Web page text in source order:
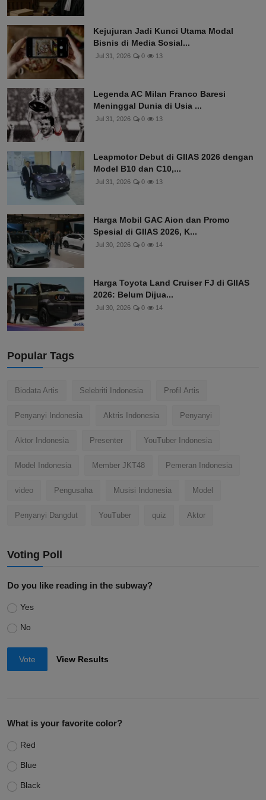
Kejujuran Jadi Kunci Utama Modal
Bisnis di Media Sosial...
Jul 31, 2026 0 13
Legenda AC Milan Franco Baresi
Meninggal Dunia di Usia ...
Jul 31, 2026 0 13
Leapmotor Debut di GIIAS 2026 dengan
Model B10 dan C10,...
Jul 31, 2026 0 13
Harga Mobil GAC Aion dan Promo
Spesial di GIIAS 2026, K...
Jul 30, 2026 0 14
Harga Toyota Land Cruiser FJ di GIIAS
2026: Belum Dijua...
Jul 30, 2026 0 14
Popular Tags
Biodata Artis Selebriti Indonesia Profil Artis
Penyanyi Indonesia Aktris Indonesia Penyanyi
Aktor Indonesia Presenter YouTuber Indonesia
Model Indonesia Member JKT48 Pemeran Indonesia
video Pengusaha Musisi Indonesia Model
Penyanyi Dangdut YouTuber quiz Aktor
Voting Poll
Do you like reading in the subway?
Yes
No
Vote View Results
What is your favorite color?
Red
Blue
Black